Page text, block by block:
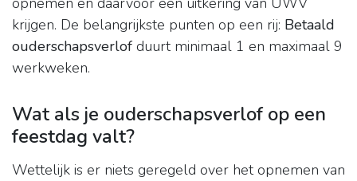
krijgen. De belangrijkste punten op een rij: Betaald
ouderschapsverlof duurt minimaal 1 en maximaal 9
werkweken.
Wat als je ouderschapsverlof op een
feestdag valt?
Wettelijk is er niets geregeld over het opnemen van